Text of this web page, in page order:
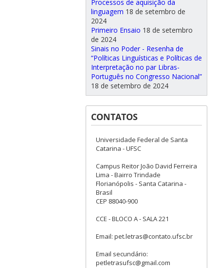
Processos de aquisição da
linguagem 18 de setembro de
2024
Primeiro Ensaio 18 de setembro
de 2024
Sinais no Poder - Resenha de
“Políticas Linguísticas e Políticas de
Interpretação no par Libras-
Português no Congresso Nacional”
18 de setembro de 2024
CONTATOS
Universidade Federal de Santa
Catarina - UFSC
Campus Reitor João David Ferreira
Lima - Bairro Trindade
Florianópolis - Santa Catarina -
Brasil
CEP 88040-900
CCE - BLOCO A - SALA 221
Email: pet.letras@contato.ufsc.br
Email secundário:
petletrasufsc@gmail.com